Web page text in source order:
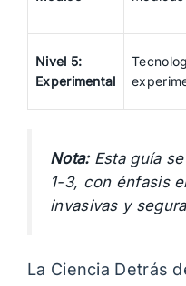
Nivel 5:
Experimental
Nota:Esta guía
1-3, con énfasis
invasivas y
La Ciencia Detrás